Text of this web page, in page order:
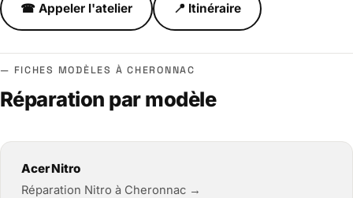
☎ Appeler l'atelier 📍 Itinéraire
FICHES MODÈLES À CHERONNAC
Réparation par modèle
Acer Nitro
Réparation Nitro à Cheronnac →